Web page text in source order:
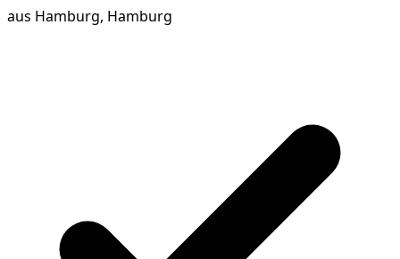
aus Hamburg, Hamburg